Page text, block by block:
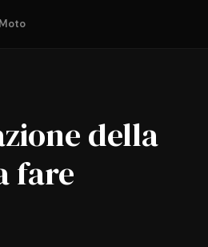
Moto
della
fare